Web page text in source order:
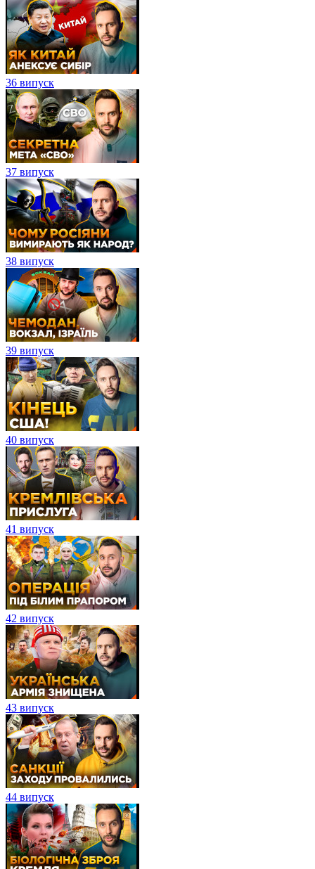
36 випуск
37 випуск
38 випуск
39 випуск
40 випуск
41 випуск
42 випуск
43 випуск
44 випуск